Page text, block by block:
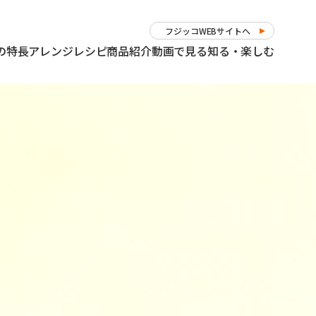
フジッコWEBサイトへ
特長アレンジレシピ商品紹介動画で見る知る・楽しむ